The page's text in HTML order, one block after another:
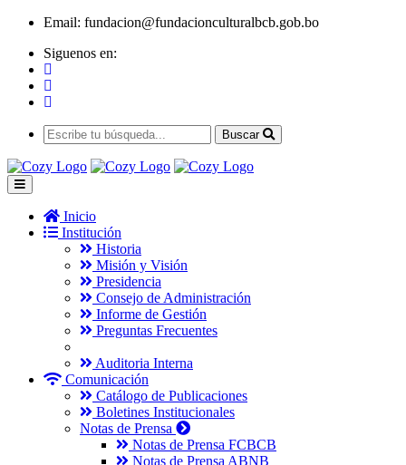
Email: fundacion@fundacionculturalbcb.gob.bo
Siguenos en:
Buscar
Inicio
Institución
Historia
Misión y Visión
Presidencia
Consejo de Administración
Informe de Gestión
Preguntas Frecuentes
Auditoria Interna
Comunicación
Catálogo de Publicaciones
Boletines Institucionales
Notas de Prensa
Notas de Prensa FCBCB
Notas de Prensa ABNB